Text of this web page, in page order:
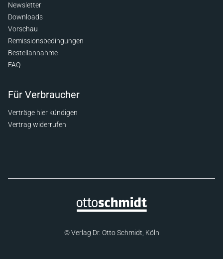
Newsletter
Downloads
Vorschau
Remissionsbedingungen
Bestellannahme
FAQ
Für Verbraucher
Verträge hier kündigen
Vertrag widerrufen
© Verlag Dr. Otto Schmidt, Köln